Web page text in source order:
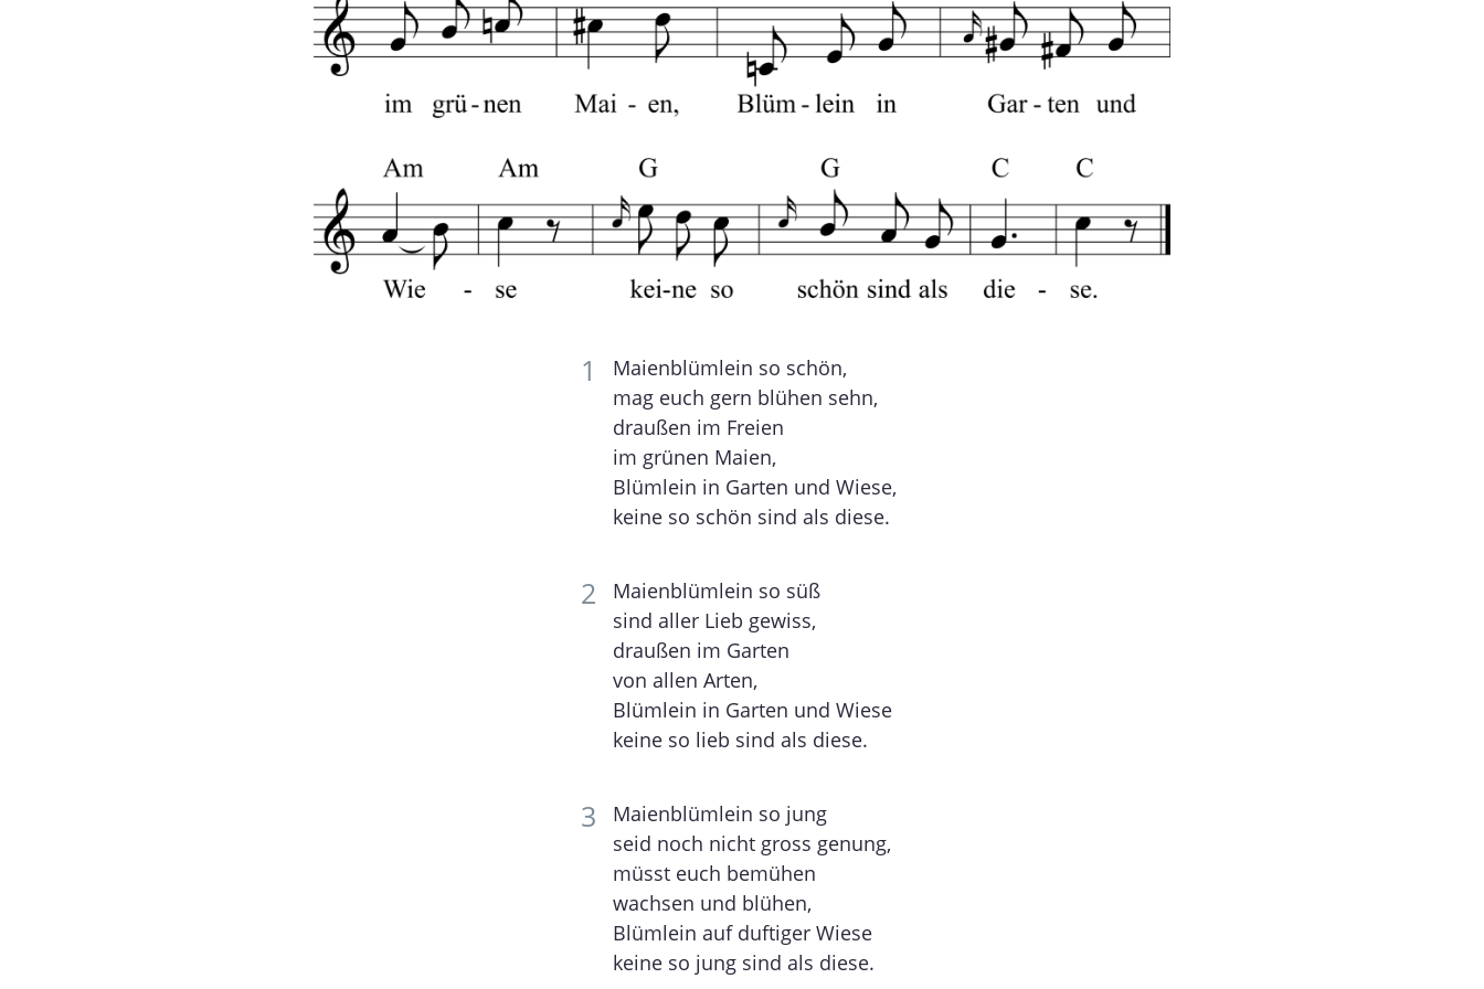
Maienblümlein so schön,
mag euch gern blühen sehn,
draußen im Freien
im grünen Maien,
Blümlein in Garten und Wiese,
keine so schön sind als diese.
Maienblümlein so süß
sind aller Lieb gewiss,
draußen im Garten
von allen Arten,
Blümlein in Garten und Wiese
keine so lieb sind als diese.
Maienblümlein so jung
seid noch nicht gross genung,
müsst euch bemühen
wachsen und blühen,
Blümlein auf duftiger Wiese
keine so jung sind als diese.